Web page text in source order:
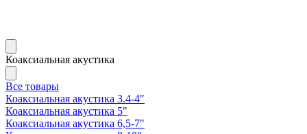
Коаксиальная акустика
Все товары
Коаксиальная акустика 3.4-4"
Коаксиальная акустика 5"
Коаксиальная акустика 6,5-7"